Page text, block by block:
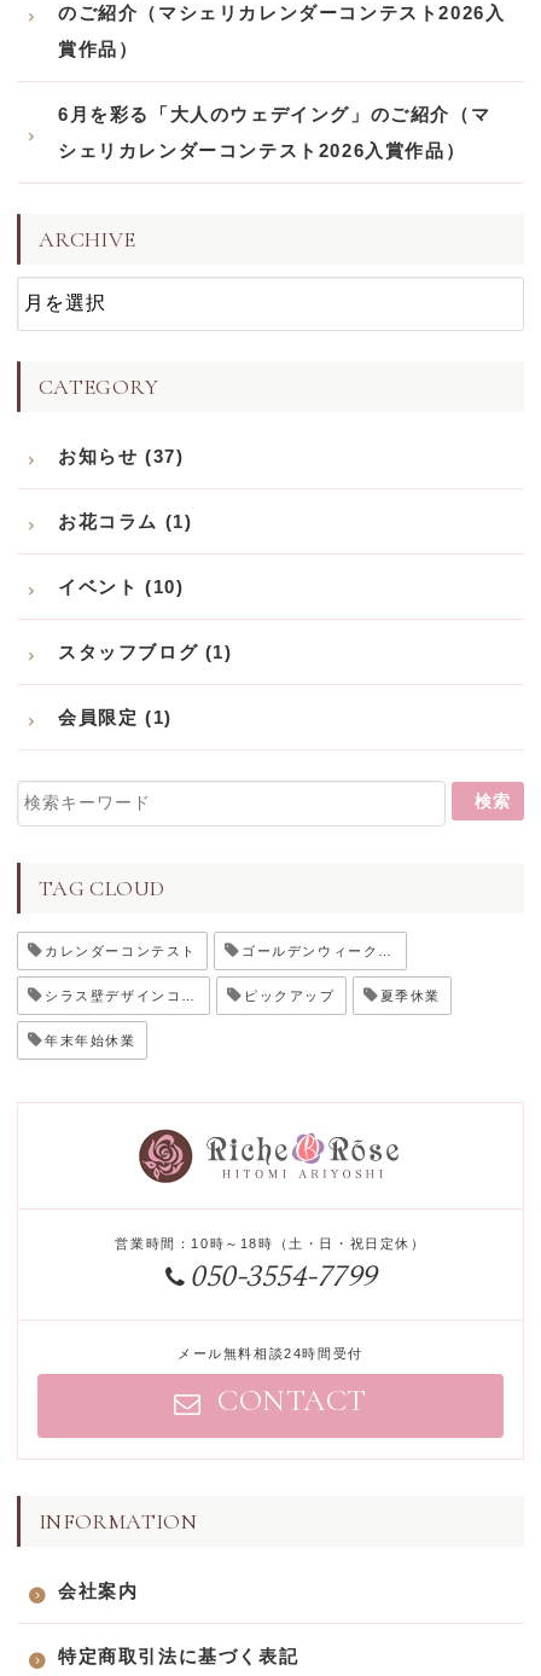
のご紹介（マシェリカレンダーコンテスト2026入
賞作品）
6月を彩る「大人のウェデイング」のご紹介（マ
シェリカレンダーコンテスト2026入賞作品）
ARCHIVE
CATEGORY
お知らせ (37)
お花コラム (1)
イベント (10)
スタッフブログ (1)
会員限定 (1)
TAG CLOUD
カレンダーコンテスト ゴールデンウィーク休業
シラス壁デザインコンテスト ピックアップ 夏季休業
年末年始休業
営業時間 ： 10時～18時 （ 土 ・ 日 ・ 祝日定休 ）
050-3554-7799
メール無料相談24時間受付
CONTACT
INFORMATION
会社案内
特定商取引法に基づく表記